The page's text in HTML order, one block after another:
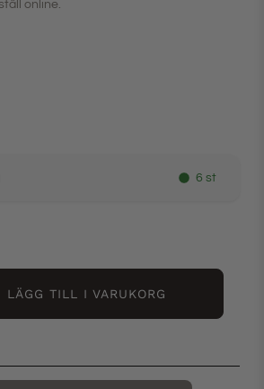
online.
6 st
LÄGG TILL I VARUKORG